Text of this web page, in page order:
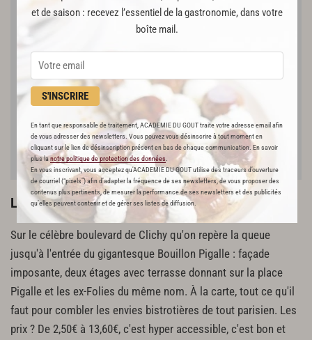
et de saison : recevez l’essentiel de la gastronomie, dans votre
boîte mail.
S'INSCRIRE
En tant que responsable de traitement, ACADEMIE DU GOUT traite votre adresse email afin
de vous adresser des newsletters. Vous pouvez vous désinscrire à tout moment en
cliquant sur le lien de désinscription présent en bas de chaque communication. En savoir
plus lanotre politique de protection des données
En vous inscrivant, vous acceptez qu'ACADEMIE DU GOUT utilise des traceurs d’ouverture
de courriel (“pixels”) afin d’adapter la fréquence de ses newsletters, de vous proposer des
contenus plus pertinents, de mesurer la performance de ses newsletters et des publicités
qu’elles peuvent contenir et de gérer ses listes de diffusion.
Le plus branché
Sur le célèbre boulevard de Clichy qu'on repère la queue
jusqu'à l'entrée du gigantesque Bouillon Pigalle : façade
imposante, deux étages avec terrasse donnant sur la place
Pigalle et les ex-Folies du même nom. À la carte, tout ce qu'il
faut pour combler les envies bistrotières de tout parisien. Les
prix ? De 2,50€ à 13,60€, c'est hyper accessible, c'est bon et